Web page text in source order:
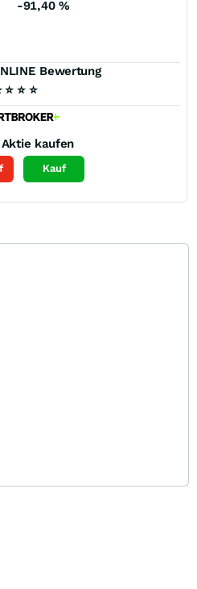
-91,40 %
Bewertung
⭐ ⭐ ⭐
Aktie kaufen
Kauf